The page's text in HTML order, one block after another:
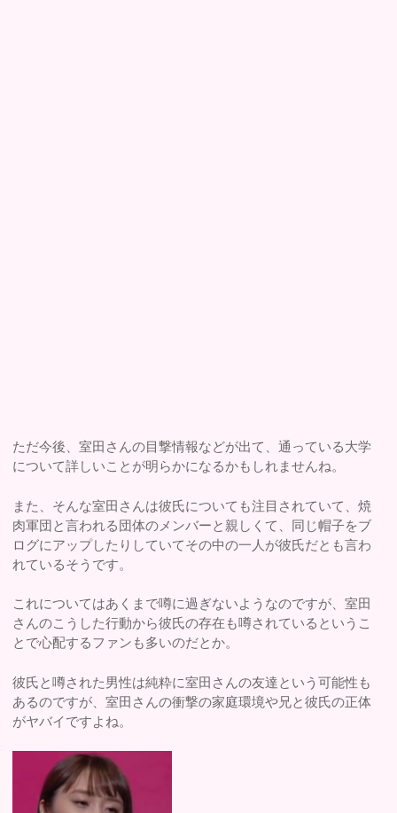
ただ今後、室田さんの目撃情報などが出て、通っている大学
について詳しいことが明らかになるかもしれませんね。
また、そんな室田さんは彼氏についても注目されていて、焼
肉軍団と言われる団体のメンバーと親しくて、同じ帽子をブ
ログにアップしたりしていてその中の一人が彼氏だとも言わ
れているそうです。
これについてはあくまで噂に過ぎないようなのですが、室田
さんのこうした行動から彼氏の存在も噂されているというこ
とで心配するファンも多いのだとか。
彼氏と噂された男性は純粋に室田さんの友達という可能性も
あるのですが、室田さんの衝撃の家庭環境や兄と彼氏の正体
がヤバイですよね。